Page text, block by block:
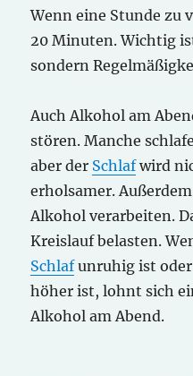
Wenn eine Stunde zu
20 Minuten. Wichtig
sondern
Auch Alkohol am
stören. Manche
aber der Schlafwird
erholsamer.
Alkohol verarbeiten.
Kreislauf belasten.
Schlafunruhig ist
höher ist, lohnt sich
Alkohol am Abend.